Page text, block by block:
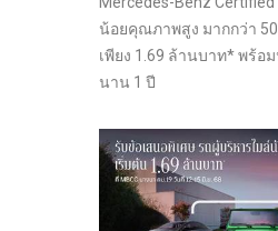
น้อยคุณภาพสูง มากกว่า
เพียง 1.69 ล้านบาท* พร้อ
นาน 1 ปี